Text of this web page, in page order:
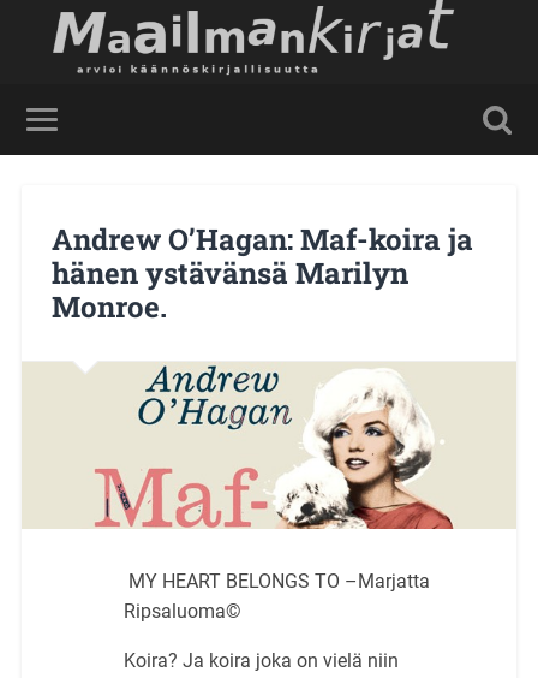
Andrew O’Hagan: Maf-koira ja
hänen ystävänsä Marilyn
Monroe.
MY HEART BELONGS TO –Marjatta
Ripsaluoma©
Koira? Ja koira joka on vielä niin